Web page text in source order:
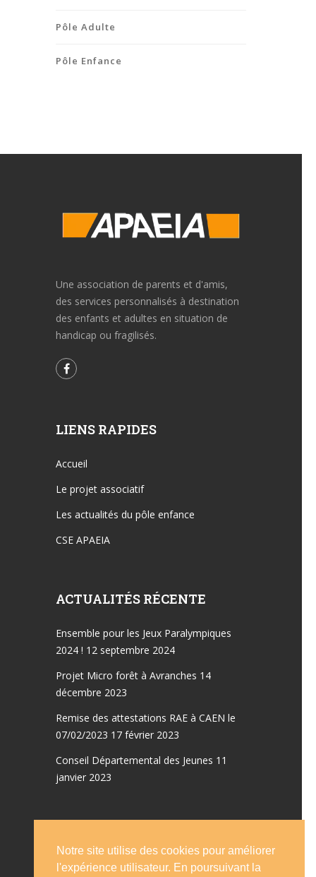
Pôle Adulte
Pôle Enfance
Une association de parents et d'amis,
des services personnalisés à destination
des enfants et adultes en situation de
handicap ou fragilisés.
LIENS RAPIDES
Accueil
Le projet associatif
Les actualités du pôle enfance
CSE APAEIA
ACTUALITÉS RÉCENTE
Ensemble pour les Jeux Paralympiques
2024 ! 12 septembre 2024
Projet Micro forêt à Avranches 14
décembre 2023
Remise des attestations RAE à CAEN le
07/02/2023 17 février 2023
Conseil Départemental des Jeunes 11
janvier 2023
Accueil
Emplois
Notre site utilise des cookies pour améliorer
l'expérience utilisateur. En poursuivant la